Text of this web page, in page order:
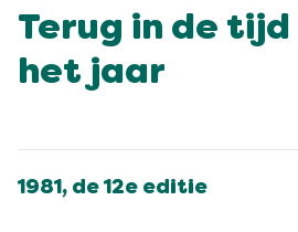
Terug in de
het jaar
1981, de 12e editie